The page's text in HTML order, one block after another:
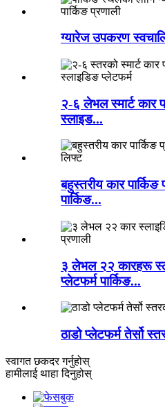
ग्यारेज उपकरण
२-६ लेभल स्मार्ट कार
स्लाइड...
बहुस्तरीय कार पार्किङ
पार्किङ...
३ लेभल २२ कारहरू
प्लेटफर्म पार्किङ...
ठाडो प्लेटफर्म तेर्सो
स्वागत छकदर गर्नुहोस्
हामीलाई थाहा दिनुहोस्